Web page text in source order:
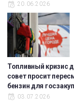
20.06.2026
Топливный кризис
совет просит
бензин для
03.07.2026